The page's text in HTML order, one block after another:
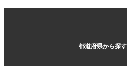
都道府県から探す